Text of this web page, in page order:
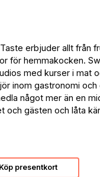
erbjuder allt från
för hemmakocken.
med kurser i mat
inom gastronomi
något mer än en
och gästen och låta
Köp presentkort